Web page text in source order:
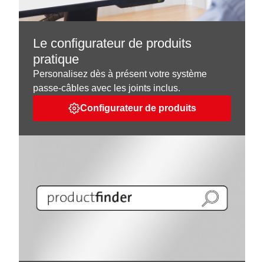
Le configurateur de produits
pratique
Personalisez dès à présent votre système
passe-câbles avec les joints inclus.
Configurateur de produits